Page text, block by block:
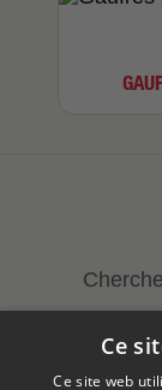
Ce
Ce site web